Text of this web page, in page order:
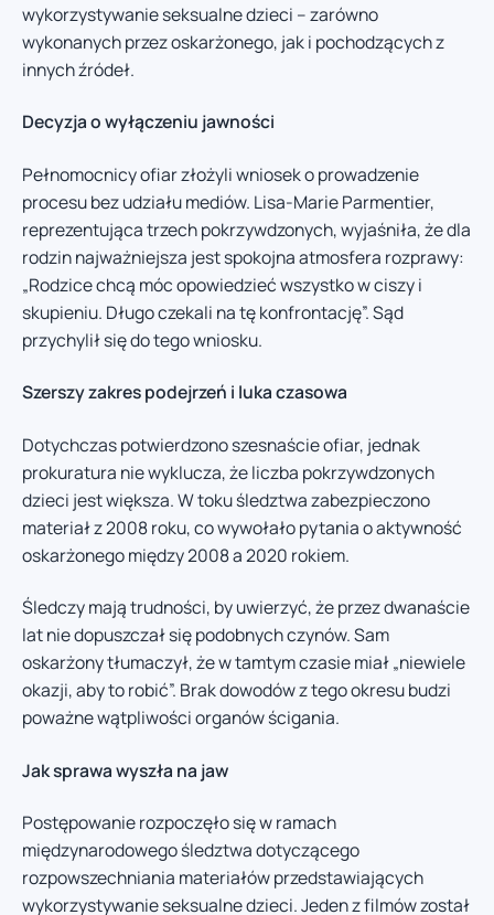
wykorzystywanie seksualne dzieci – zarówno
wykonanych przez oskarżonego, jak i pochodzących z
innych źródeł.
Decyzja o wyłączeniu jawności
Pełnomocnicy ofiar złożyli wniosek o prowadzenie
procesu bez udziału mediów. Lisa-Marie Parmentier,
reprezentująca trzech pokrzywdzonych, wyjaśniła, że dla
rodzin najważniejsza jest spokojna atmosfera rozprawy:
„Rodzice chcą móc opowiedzieć wszystko w ciszy i
skupieniu. Długo czekali na tę konfrontację”. Sąd
przychylił się do tego wniosku.
Szerszy zakres podejrzeń i luka czasowa
Dotychczas potwierdzono szesnaście ofiar, jednak
prokuratura nie wyklucza, że liczba pokrzywdzonych
dzieci jest większa. W toku śledztwa zabezpieczono
materiał z 2008 roku, co wywołało pytania o aktywność
oskarżonego między 2008 a 2020 rokiem.
Śledczy mają trudności, by uwierzyć, że przez dwanaście
lat nie dopuszczał się podobnych czynów. Sam
oskarżony tłumaczył, że w tamtym czasie miał „niewiele
okazji, aby to robić”. Brak dowodów z tego okresu budzi
poważne wątpliwości organów ścigania.
Jak sprawa wyszła na jaw
Postępowanie rozpoczęło się w ramach
międzynarodowego śledztwa dotyczącego
rozpowszechniania materiałów przedstawiających
wykorzystywanie seksualne dzieci. Jeden z filmów został